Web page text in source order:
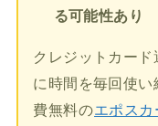
る可能性あり
クレジットカー
に時間を毎回使
費無料のエポスカ